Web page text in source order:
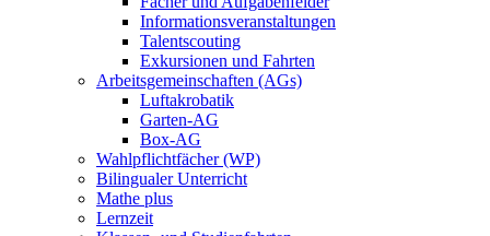
Informationsveranstaltungen
Talentscouting
Exkursionen und Fahrten
Arbeitsgemeinschaften (AGs)
Luftakrobatik
Garten-AG
Box-AG
Wahlpflichtfächer (WP)
Bilingualer Unterricht
Mathe plus
Lernzeit